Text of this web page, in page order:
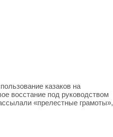
казаков на
восстание под руководством
«прелестные грамоты»,